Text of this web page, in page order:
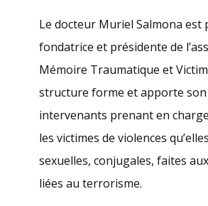
Le docteur Muriel Salmona est
fondatrice et présidente de
Mémoire Traumatique et
structure forme et apporte
intervenants prenant en charge
les victimes de violences
sexuelles, conjugales, faites
liées au terrorisme.